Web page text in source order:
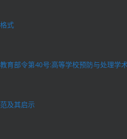
式
育部令第40号:高等学校预防与处理学
及其启示